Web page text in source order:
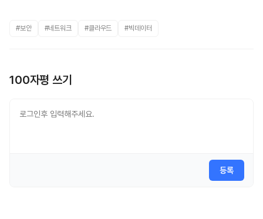
#보안 #네트워크 #클라우드 #빅데이터
100자평 쓰기
등록